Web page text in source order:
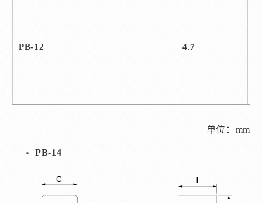
PB-12 4.7
单位：mm
PB-14